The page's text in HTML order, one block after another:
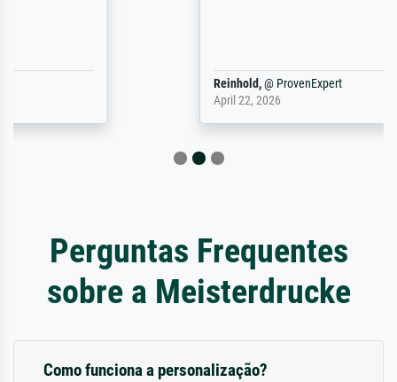
Perguntas Frequentes
sobre a Meisterdrucke
Como funciona a personalização?